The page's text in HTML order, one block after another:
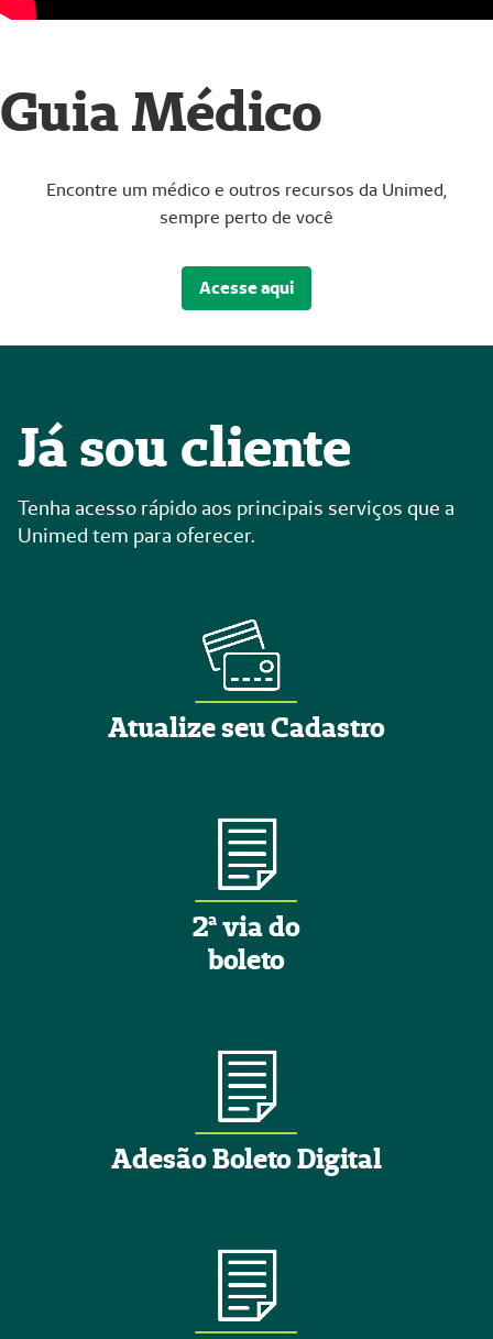
Guia Médico
Encontre um médico e outros recursos da Unimed,
sempre perto de você
Acesse aqui
Já sou cliente
Tenha acesso rápido aos principais serviços que a
Unimed tem para oferecer.
Atualize seu Cadastro
2ª via do
boleto
Adesão Boleto Digital